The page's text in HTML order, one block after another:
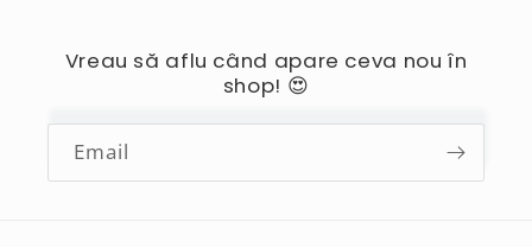
Vreau să aflu când apare ceva nou în
shop! 😍
Email